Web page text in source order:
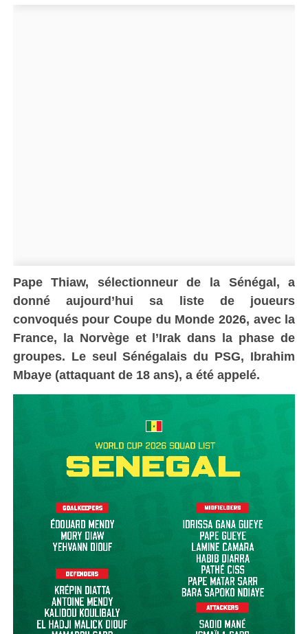
Pape Thiaw, sélectionneur de la Sénégal, a
donné aujourd’hui sa liste de joueurs
convoqués pour Coupe du Monde 2026, avec la
France, la Norvège et l’Irak dans la phase de
groupes. Le seul Sénégalais du PSG, Ibrahim
Mbaye (attaquant de 18 ans), a été appelé.